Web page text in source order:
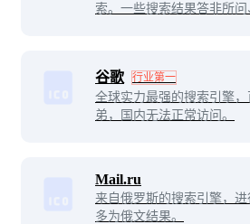
索。一些搜索结果答非所问
谷歌 行业第一
全球实力最强的搜索引擎
弟，国内无法正常访问。
Mail.ru
来自俄罗斯的搜索引擎，
多为俄文结果。